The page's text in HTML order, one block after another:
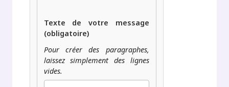
Texte de votre message
(obligatoire)
Pour créer des paragraphes,
laissez simplement des lignes
vides.